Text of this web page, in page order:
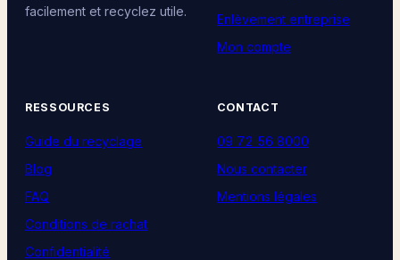
facilement et recyclez utile.
Enlèvement entreprise
Mon compte
RESSOURCES
Guide du recyclage
Blog
FAQ
Conditions de rachat
Confidentialité
CONTACT
09 72 56 8000
Nous contacter
Mentions légales